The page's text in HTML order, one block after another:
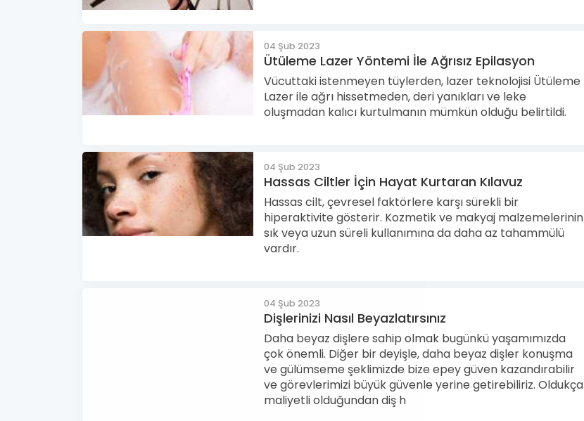
04 Şub 2023
Ütüleme Lazer Yöntemi İle Ağrısız Epilasyon
Vücuttaki istenmeyen tüylerden, lazer teknolojisi Ütüleme
Lazer ile ağrı hissetmeden, deri yanıkları ve leke
oluşmadan kalıcı kurtulmanın mümkün olduğu belirtildi.
04 Şub 2023
Hassas Ciltler İçin Hayat Kurtaran Kılavuz
Hassas cilt, çevresel faktörlere karşı sürekli bir
hiperaktivite gösterir. Kozmetik ve makyaj malzemelerinin
sık veya uzun süreli kullanımına da daha az tahammülü
vardır.
04 Şub 2023
Dişlerinizi Nasıl Beyazlatırsınız
Daha beyaz dişlere sahip olmak bugünkü yaşamımızda
çok önemli. Diğer bir deyişle, daha beyaz dişler konuşma
ve gülümseme şeklimizde bize epey güven kazandırabilir
ve görevlerimizi büyük güvenle yerine getirebiliriz. Oldukça
maliyetli olduğundan diş h